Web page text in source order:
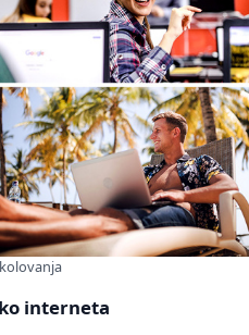
interneta